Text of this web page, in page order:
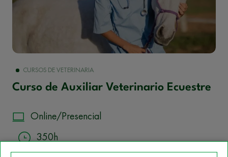
CURSOS DE VETERINARIA
Curso de Auxiliar Veterinario Ecuestre
Online/Presencial
350h